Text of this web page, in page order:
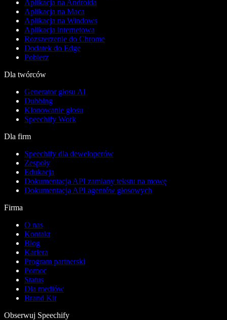
Aplikacja na Androida
Aplikacja na Maca
Aplikacja na Windows
Aplikacja internetowa
Rozszerzenie do Chrome
Dodatek do Edge
Pobierz
Dla twórców
Generator głosu AI
Dubbing
Klonowanie głosu
Speechify Work
Dla firm
Speechify dla deweloperów
Zespoły
Edukacja
Dokumentacja API zamiany tekstu na mowę
Dokumentacja API agentów głosowych
Firma
O nas
Kontakt
Blog
Kariera
Program partnerski
Pomoc
Status
Dla mediów
Brand Kit
Obserwuj Speechify